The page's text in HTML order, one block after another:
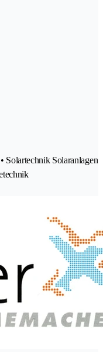
Solartechnik Solaranlagen